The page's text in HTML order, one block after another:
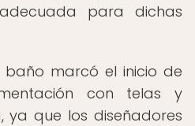
para dichas
marcó el inicio de
con telas y
ya que los diseñadores